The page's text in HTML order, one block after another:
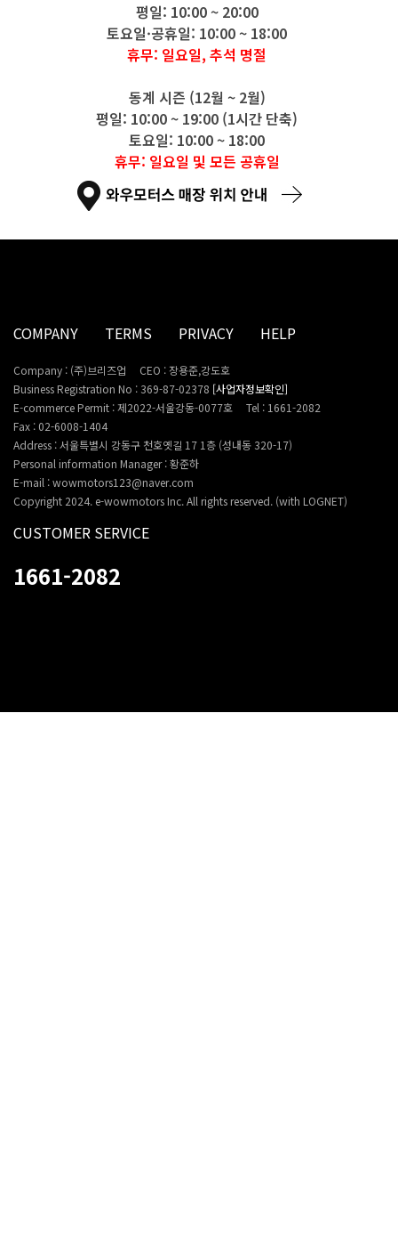
평일: 10:00 ~ 20:00
토요일·공휴일: 10:00 ~ 18:00
휴무: 일요일, 추석 명절
동계 시즌 (12월 ~ 2월)
평일: 10:00 ~ 19:00 (1시간 단축)
토요일: 10:00 ~ 18:00
휴무: 일요일 및 모든 공휴일
COMPANY TERMS PRIVACY HELP
Company : (주)브리즈업
CEO : 장용준,강도호
Business Registration No : 369-87-02378 [사업자정보확인]
E-commerce Permit : 제2022-서울강동-0077호
Tel : 1661-2082
Fax : 02-6008-1404
Address : 서울특별시 강동구 천호옛길 17 1층 (성내동 320-17)
Personal information Manager : 황준하
E-mail : wowmotors123@naver.com
Copyright 2024. e-wowmotors Inc. All rights reserved. (with LOGNET)
CUSTOMER SERVICE
1661-2082